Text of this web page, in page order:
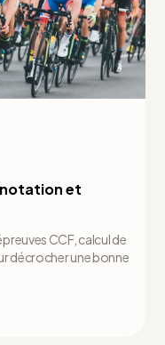
notation et
CCF, calcul de
décrocher une bonne